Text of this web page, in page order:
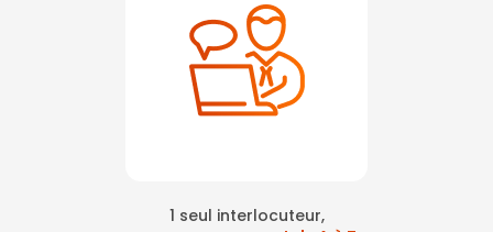
1 seul interlocuteur,